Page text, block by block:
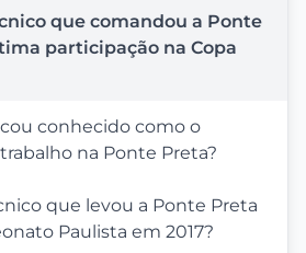
que comandou a Ponte
participação na Copa
conhecido como o
na Ponte Preta?
que levou a Ponte Preta
Paulista em 2017?